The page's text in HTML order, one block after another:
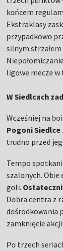
końcem
Ekstraklasy
przypadkowo
silnym
ligowe mecze w
W Siedlcach
Wcześniej na
PogoniSiedlce
trudno przed
Tempo
szalonych. Obie
goli.
Dobra centra z
dośrodkowania
zamknięcie
Po trzech